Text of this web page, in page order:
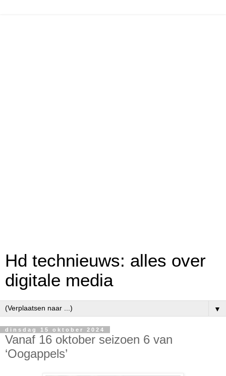
Hd technieuws: alles over
digitale media
▼
dinsdag 15 oktober 2024
Vanaf 16 oktober seizoen 6 van
‘Oogappels’